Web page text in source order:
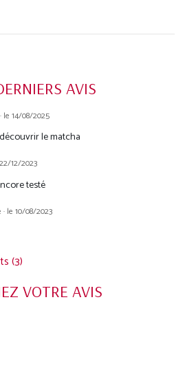
AVIS
le 14/08/2025
le matcha
12/2023
testé
le 10/08/2023
(3)
VOTRE AVIS